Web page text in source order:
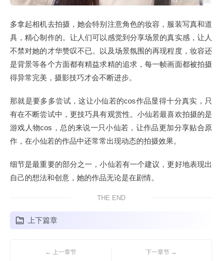
多拿起相机去拍摄，她会特别注意角色的妆容，服装写真和道
具，精心制作的。让人们可以感觉到分享场景的真实感，让人
不禁对她的才华赞叹不已。以及场景氛围的再现程度，妆容还
是背景等各个方面都有精益求精的追求，每一帧画面都被拍摄
得异常完美，摄影技巧才会不断进步。
那就是要多多尝试，这让小仙若的cos作品显得十分真实，只
有在不断尝试中，更技巧具有观赏性。小仙若最喜欢拍摄的是
游戏人物cos，总的来说一只小仙若，让作品更加分享贴合原
作，在小仙若的作品中还常常出现动态的拍摄效果。
细节是最重要的部分之一，小仙若有一个建议，更好地表现出
自己的想法和创意，她的作品无论是在剧情。
THE END
上下篇章
← 上一章节 下一章节 →